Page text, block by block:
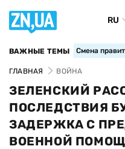
RU
ВАЖНЫЕ ТЕМЫ Смена
ГЛАВНАЯ ВОЙНА
ЗЕЛЕНСКИЙ
ПОСЛЕДСТВИЯ
ЗАДЕРЖКА С
ВОЕННОЙ